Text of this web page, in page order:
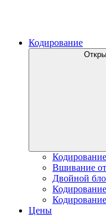
Кодирование
Вшивание от
Двойной
Цены